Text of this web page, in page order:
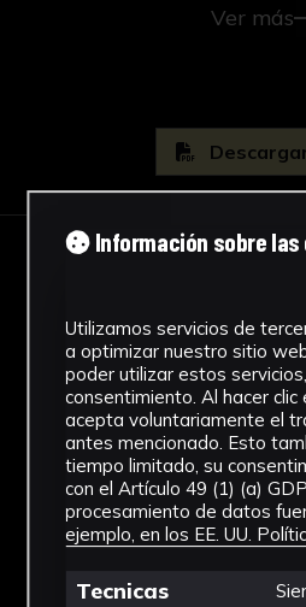
Ver más
Información sobre
Utilizamos servicios de
a optimizar nuestro sitio
poder utilizar estos
consentimiento. Al hacer
acepta voluntariamente el
antes mencionado. Esto
tiempo limitado, su
con el Artículo 49 (1) (a)
procesamiento de datos
ejemplo, en los EE. UU.
Tecnicas